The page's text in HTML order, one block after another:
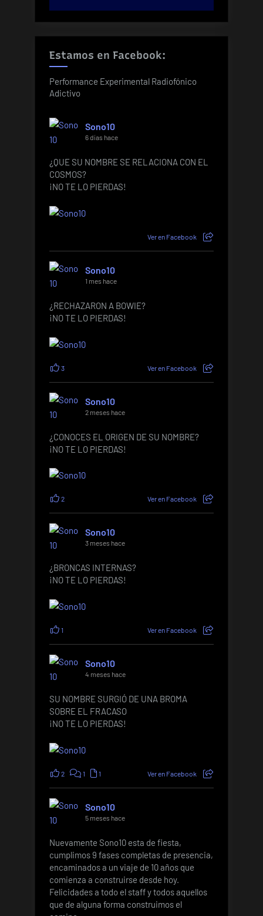
Estamos en Facebook:
Performance Experimental Radiofónico
Adictivo
Sono10
6 días hace
¿QUE SU NOMBRE SE RELACIONA CON EL
COSMOS?
¡NO TE LO PIERDAS!
Ver en Facebook
Sono10
1 mes hace
¿RECHAZARON A BOWIE?
¡NO TE LO PIERDAS!
3 Ver en Facebook
Sono10
2 meses hace
¿CONOCES EL ORIGEN DE SU NOMBRE?
¡NO TE LO PIERDAS!
2 Ver en Facebook
Sono10
3 meses hace
¿BRONCAS INTERNAS?
¡NO TE LO PIERDAS!
1 Ver en Facebook
Sono10
4 meses hace
SU NOMBRE SURGIÓ DE UNA BROMA
SOBRE EL FRACASO
¡NO TE LO PIERDAS!
2 1 1 Ver en Facebook
Sono10
5 meses hace
Nuevamente Sono10 esta de fiesta,
cumplimos 9 fases completas de presencia,
encaminados a un viaje de 10 años que
comienza a construirse desde hoy.
Felicidades a todo el staff y todos aquellos
que de alguna forma construimos el